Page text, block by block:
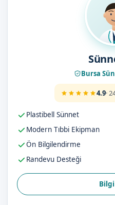
Bursa
4.9·
Plastibell Sünnet
Modern Tıbbi Ekipman
Ön Bilgilendirme
Randevu Desteği